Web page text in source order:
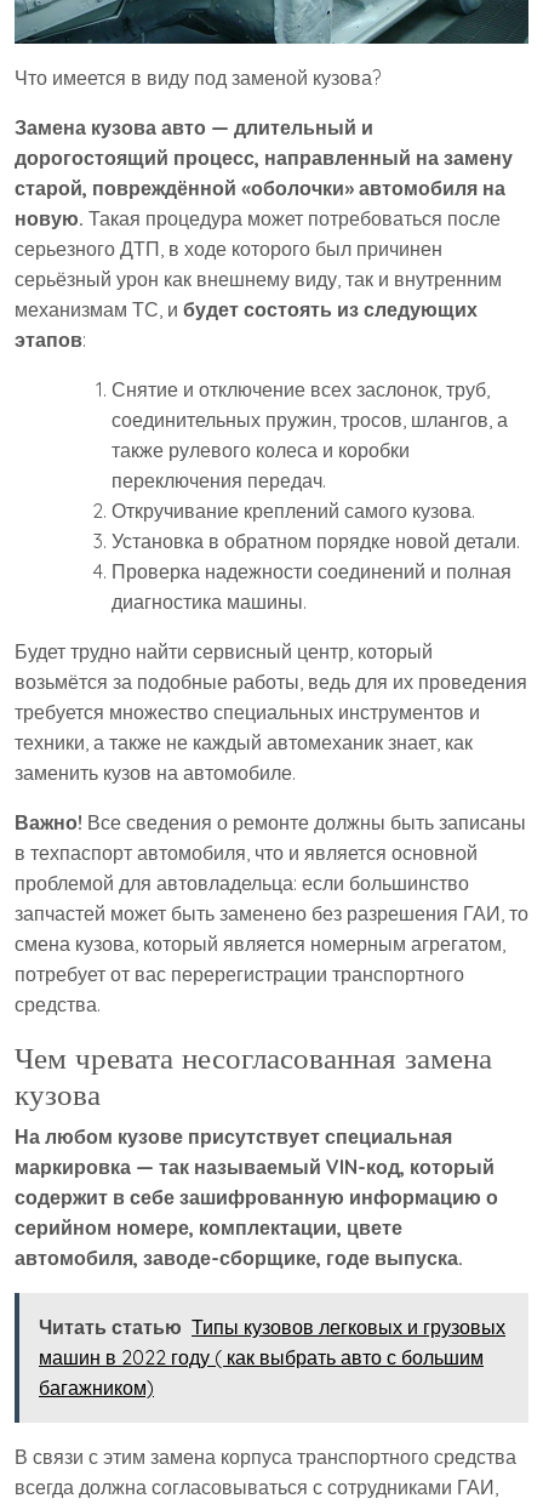
Что имеется в виду под заменой кузова?
Замена кузова авто — длительный и
дорогостоящий процесс, направленный на замену
старой, повреждённой «оболочки» автомобиля на
новую. Такая процедура может потребоваться после
серьезного ДТП, в ходе которого был причинен
серьёзный урон как внешнему виду, так и внутренним
механизмам ТС, и будет состоять из следующих
этапов:
Снятие и отключение всех заслонок, труб,
соединительных пружин, тросов, шлангов, а
также рулевого колеса и коробки
переключения передач.
Откручивание креплений самого кузова.
Установка в обратном порядке новой детали.
Проверка надежности соединений и полная
диагностика машины.
Будет трудно найти сервисный центр, который
возьмётся за подобные работы, ведь для их проведения
требуется множество специальных инструментов и
техники, а также не каждый автомеханик знает, как
заменить кузов на автомобиле.
Важно! Все сведения о ремонте должны быть записаны
в техпаспорт автомобиля, что и является основной
проблемой для автовладельца: если большинство
запчастей может быть заменено без разрешения ГАИ, то
смена кузова, который является номерным агрегатом,
потребует от вас перерегистрации транспортного
средства.
Чем чревата несогласованная замена
кузова
На любом кузове присутствует специальная
маркировка — так называемый VIN-код, который
содержит в себе зашифрованную информацию о
серийном номере, комплектации, цвете
автомобиля, заводе-сборщике, годе выпуска.
Читать статью Типы кузовов легковых и грузовых
машин в 2022 году ( как выбрать авто с большим
багажником)
В связи с этим замена корпуса транспортного средства
всегда должна согласовываться с сотрудниками ГАИ,